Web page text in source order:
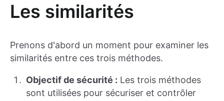
Les similarités
Prenons d'abord un moment pour examiner les
similarités entre ces trois méthodes.
Objectif de sécurité : Les trois méthodes
sont utilisées pour sécuriser et contrôler